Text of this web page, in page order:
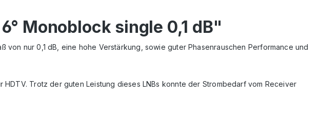
Monoblock single 0,1 dB"
ß von nur 0,1 dB, eine hohe Verstärkung, sowie guter Phasenrauschen Performance und
Trotz der guten Leistung dieses LNBs konnte der Strombedarf vom Receiver